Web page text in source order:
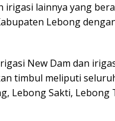
irigasi lainnya yang
Lebong
New Dam dan
timbul meliputi
Lebong Sakti, Lebong